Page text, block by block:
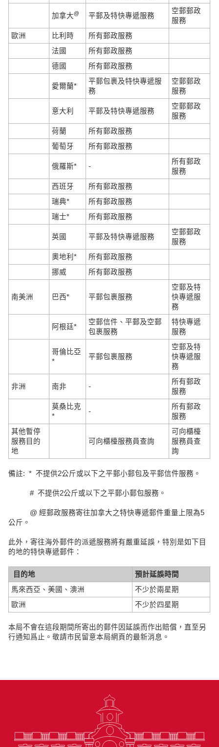
加拿大@ 平郵及特快專遞服務
空郵郵政
服務
歐洲
比利時
所有郵政服務
法國
所有郵政服務
德國
所有郵政服務
愛爾蘭*
平郵包裹及特快專遞服
務
空郵郵政
服務
意大利 平郵及特快專遞服務
空郵郵政
服務
荷蘭
所有郵政服務
葡萄牙
所有郵政服務
俄羅斯* -
所有郵政
服務
西班牙
所有郵政服務
瑞典*
所有郵政服務
瑞士*
所有郵政服務
英國 平郵及特快專遞服務
空郵郵政
服務
奧地利*
所有郵政服務
挪威
所有郵政服務
南美洲 巴西* 平郵包裹服務
空郵及特
快專遞服
務
阿根廷*
空郵信件、平郵及空郵
包裹服務
特快專遞
服務
哥倫比亞
*
平郵包裹服務
空郵及特
快專遞服
務
非洲 南非 -
所有郵政
服務
莫桑比克
*
-
所有郵政
服務
其他暫停
服務目的
地
可向櫃檯服務員查詢
可向櫃檯
服務員查
詢
備註: * 不提供2公斤或以下之平郵小郵包及平郵信件服務。
# 不提供2公斤或以下之平郵小郵包服務。
@ 經郵政服務寄往加拿大之特快專遞郵件重量上限為5
公斤。
此外，寄往海外郵件的派遞服務將有嚴重延誤，特別是如下目
的地的特快專遞郵件：
目的地
預計延誤時間
馬來西亞、美國、澳洲
不少於兩星期
歐洲
不少於四星期
本局不會在這段期間所寄出的郵件因延誤而作出賠償，直至另
行通知爲止。敬請市民留意本局網頁的最新消息。